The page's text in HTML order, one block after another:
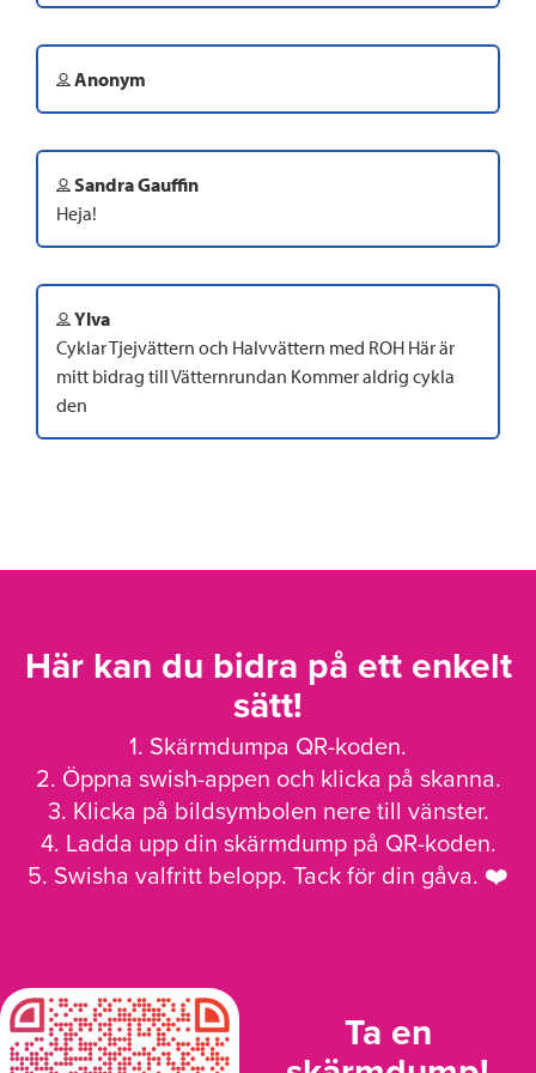
Anonym
Sandra Gauffin
Heja!
Ylva
Cyklar Tjejvättern och Halvvättern med ROH Här är
mitt bidrag till Vätternrundan Kommer aldrig cykla
den
Här kan du bidra på ett enkelt
sätt!
1. Skärmdumpa QR-koden.
2. Öppna swish-appen och klicka på skanna.
3. Klicka på bildsymbolen nere till vänster.
4. Ladda upp din skärmdump på QR-koden.
5. Swisha valfritt belopp. Tack för din gåva. ❤️
Ta en